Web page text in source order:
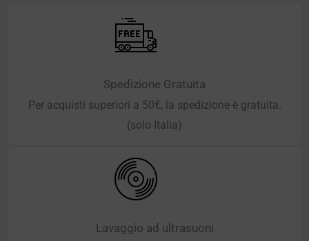
Spedizione Gratuita
Per acquisti superiori a 50€, la spedizione è gratuita.
(solo Italia)
Lavaggio ad ultrasuoni